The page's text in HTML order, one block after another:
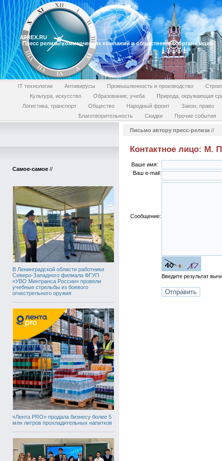
ATREX.RU
Пресс релизы коммерческих компаний и общественных организаций
IT технологии Антивирусы Промышленность и производство
Культура, искусство
Образование, учеба
Природа, окружающая
Логистика, транспорт
Общество Народный фронт
Закон, право
Благотворительность
Скидки Прочие события
Самое-самое //
В Ленинградской области работники
Северо-Западного филиала ФГУП
«УВО Минтранса России» провели
учебные стрельбы из боевого
огнестрельного оружия
«Лента PRO» продала бизнесу более 5
млн литров прохладительных напитков
Письмо автору пресс-релиза //
Контактное лицо: М.
Ваше имя:
Ваш e-mail:
Сообщение:
Введите результат